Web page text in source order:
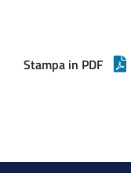
Stampa in PDF